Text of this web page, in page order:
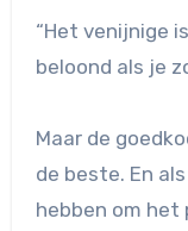
“Het venijnige
beloond als je
Maar de
de beste. En
hebben om het